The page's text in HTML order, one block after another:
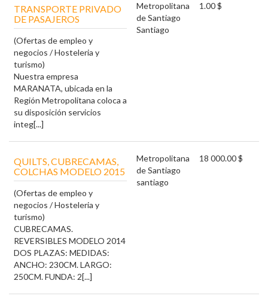
TRANSPORTE PRIVADO
DE PASAJEROS
(Ofertas de empleo y
negocios / Hosteleria y
turismo)
Nuestra empresa
MARANATA, ubicada en la
Región Metropolitana coloca a
su disposición servicios
integ[...]
Metropolitana
de Santiago
Santiago
1.00 $
QUILTS, CUBRECAMAS,
COLCHAS MODELO 2015
(Ofertas de empleo y
negocios / Hosteleria y
turismo)
CUBRECAMAS.
REVERSIBLES MODELO 2014
DOS PLAZAS: MEDIDAS:
ANCHO: 230CM. LARGO:
250CM. FUNDA: 2[...]
Metropolitana
de Santiago
santiago
18 000.00 $